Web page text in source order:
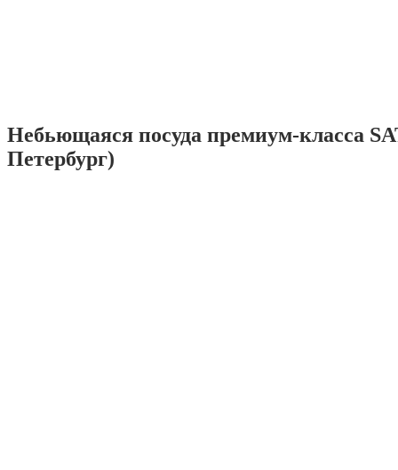
Небьющаяся посуда премиум-класса
Петербург)